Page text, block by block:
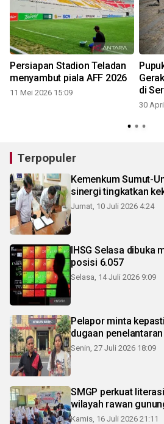
Persiapan Stadion Teladan
menyambut piala AFF 2026
11 Mei 2026 15:09
di
30
Terpopuler
Kemenkum Sumut-
sinergi tingkatkan
Jumat, 10 Juli 2026 4:24
IHSG Selasa dibuka
posisi 6.057
Selasa, 14 Juli 2026 9:09
Pelapor minta
dugaan
Senin, 27 Juli 2026 18:09
SMGP perkuat
wilayah rawan
Kamis, 16 Juli 2026 21:11